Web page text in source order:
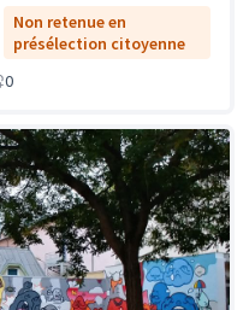
Non retenue en
présélection citoyenne
0